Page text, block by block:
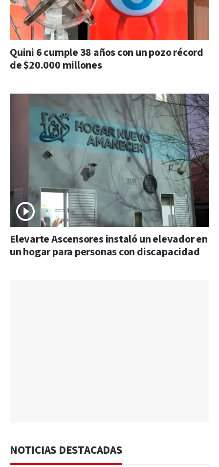
Quini 6 cumple 38 años con un pozo récord
de $20.000 millones
Elevarte Ascensores instaló un elevador en
un hogar para personas con discapacidad
NOTICIAS DESTACADAS